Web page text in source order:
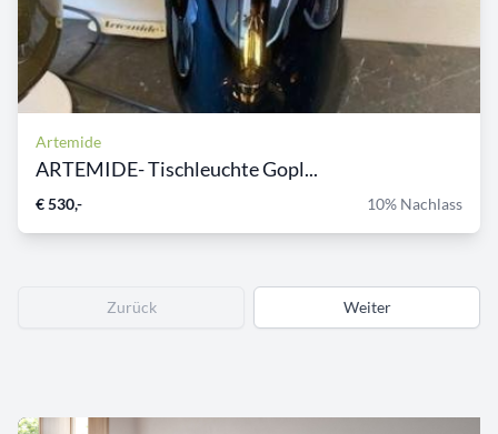
Artemide
ARTEMIDE- Tischleuchte Gopl...
€ 530,- 10% Nachlass
Zurück Weiter